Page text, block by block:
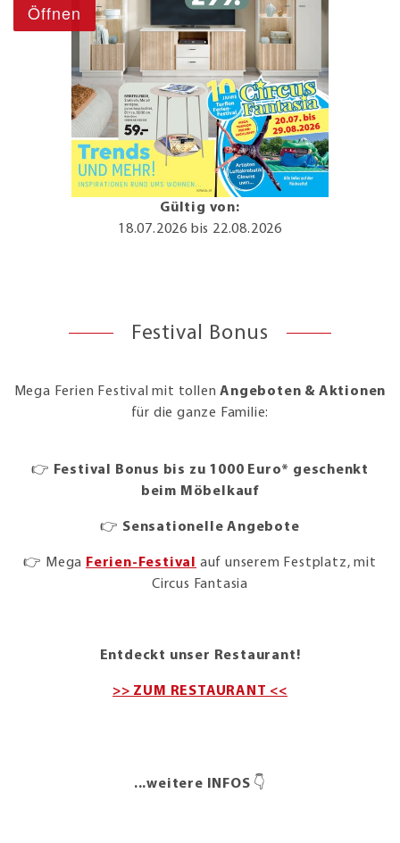
Gültig von:
18.07.2026 bis 22.08.2026
Festival Bonus
Mega Ferien Festival mit tollenAngeboten & Aktionen
für die ganze Familie:
👉 Festival Bonus bis zu 1000 Euro* geschenkt
beim Möbelkauf
👉 Sensationelle Angebote
👉 Mega Ferien-Festival
auf unserem Festplatz, mit
Circus Fantasia
Entdeckt unser Restaurant!
>> ZUM RESTAURANT <<
...weitere INFOS 👇